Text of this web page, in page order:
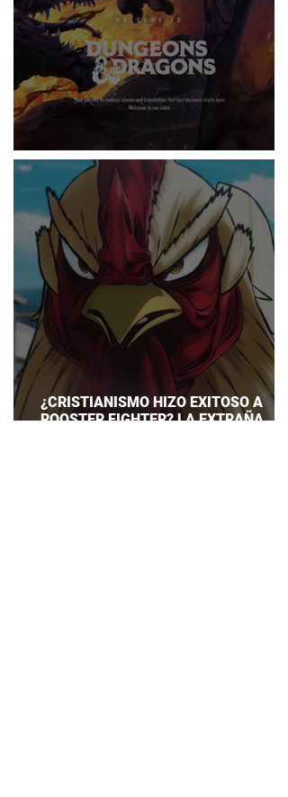
DUNGEONS & DRAGONS ¿TE
¿CRISTIANISMO HIZO EXITOSO A
ROOSTER FIGHTER? LA EXTRAÑA